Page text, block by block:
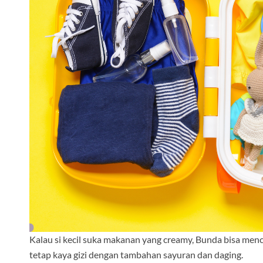
Kalau si kecil suka makanan yang creamy, Bunda bisa
tetap kaya gizi dengan tambahan sayuran dan daging.